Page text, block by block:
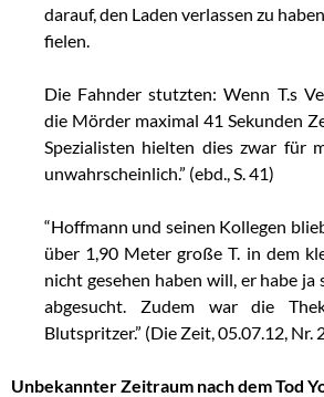
darauf, den Laden verlassen zu
fielen.
Die Fahnder stutzten: Wenn T.s
die Mörder maximal 41 Sekunden
Spezialisten hielten dies zwar für
unwahrscheinlich.” (ebd., S. 41)
“Hoffmann und seinen Kollegen
über 1,90 Meter große T. in dem
nicht gesehen haben will, er habe ja
abgesucht. Zudem war die
Blutspritzer.” (Die Zeit, 05.07.12, Nr.
Unbekannter Zeitraum nach dem Tod